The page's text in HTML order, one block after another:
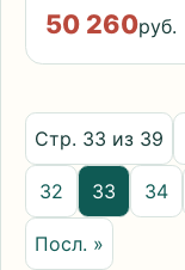
50 260руб.
Стр. 33 из 39
32 33 34
Посл. »